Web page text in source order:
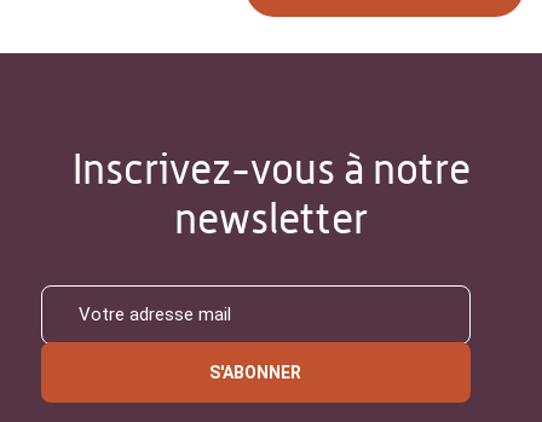
Inscrivez-vous à notre
newsletter
S'ABONNER